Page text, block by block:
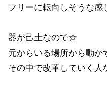
フリーに転向しそうな感
器が己土なので☆
元からいる場所から動か
その中で改革していく